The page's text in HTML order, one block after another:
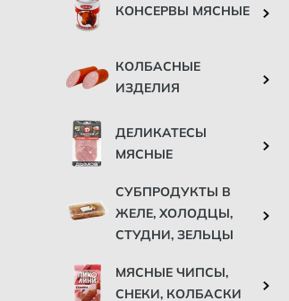
КОНСЕРВЫ МЯСНЫЕ
КОЛБАСНЫЕ
ИЗДЕЛИЯ
ДЕЛИКАТЕСЫ
МЯСНЫЕ
СУБПРОДУКТЫ В
ЖЕЛЕ, ХОЛОДЦЫ,
СТУДНИ, ЗЕЛЬЦЫ
МЯСНЫЕ ЧИПСЫ,
СНЕКИ, КОЛБАСКИ